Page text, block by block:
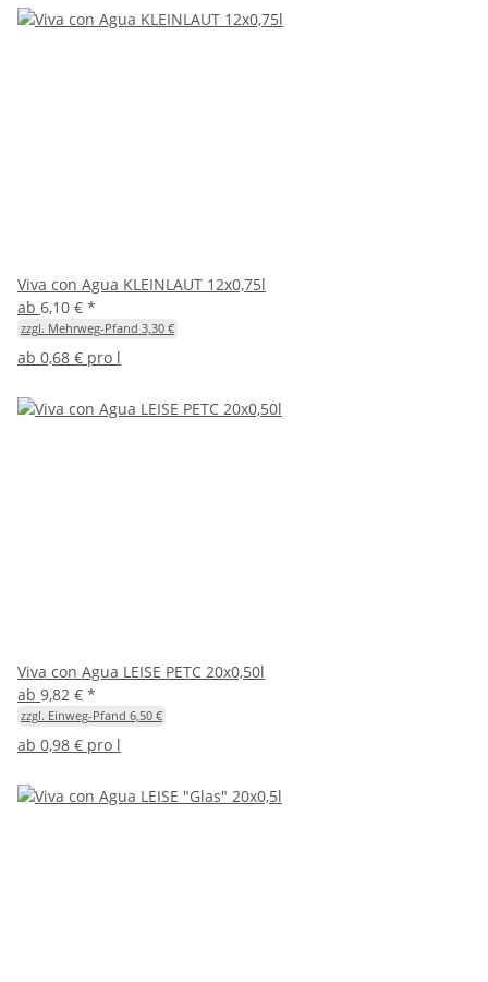
Viva con Agua KLEINLAUT 12x0,75l
ab 6,10 € *
zzgl. Mehrweg-Pfand 3,30 €
ab 0,68 € pro l
Viva con Agua LEISE PETC 20x0,50l
ab 9,82 € *
zzgl. Einweg-Pfand 6,50 €
ab 0,98 € pro l